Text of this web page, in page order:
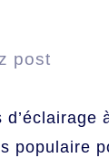
post
populaire